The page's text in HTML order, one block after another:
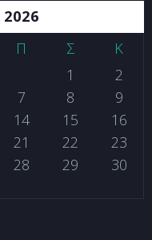
Π Σ
Κ
1
2
7 8
9
14 15
16
21 22
23
28 29
30